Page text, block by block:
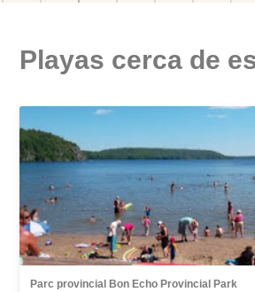
Playas cerca de
Parc provincial Bon Echo Provincial Park